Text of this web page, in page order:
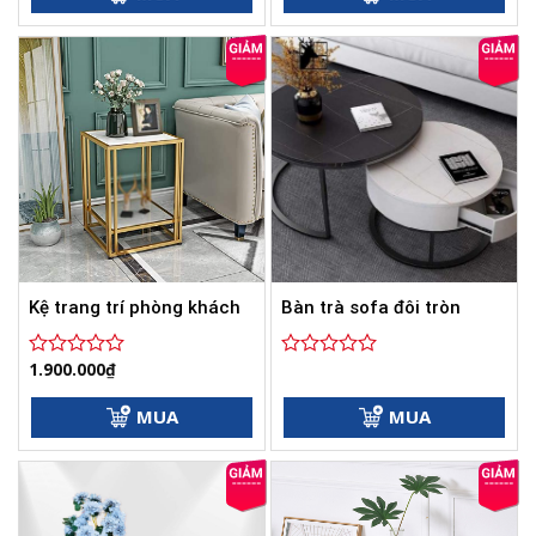
5
sao
5
sao
Kệ trang trí phòng khách
Được
5
sao
1.900.000₫
MUA
Bàn trà sofa đôi tròn
5
sao
MUA